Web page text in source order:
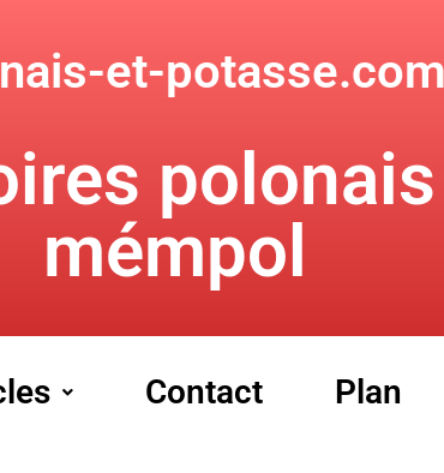
et-potasse.com
mémpol
Contact Plan